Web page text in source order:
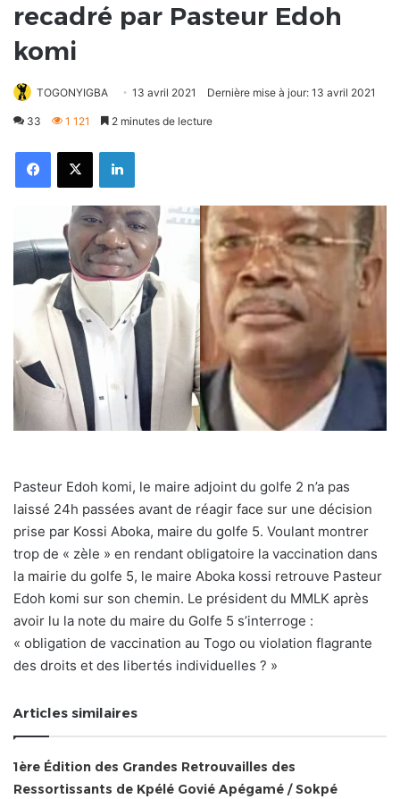
recadré par Pasteur Edoh
komi
TOGONYIGBA 13 avril 2021 Dernière mise à jour: 13 avril 2021
33 1 121 2 minutes de lecture
FacebookX Linkedin
Pasteur Edoh komi, le maire adjoint du golfe 2 n’a pas
laissé 24h passées avant de réagir face sur une décision
prise par Kossi Aboka, maire du golfe 5. Voulant montrer
trop de « zèle » en rendant obligatoire la vaccination dans
la mairie du golfe 5, le maire Aboka kossi retrouve Pasteur
Edoh komi sur son chemin. Le président du MMLK après
avoir lu la note du maire du Golfe 5 s’interroge :
« obligation de vaccination au Togo ou violation flagrante
des droits et des libertés individuelles ? »
Articles similaires
1ère Édition des Grandes Retrouvailles des
Ressortissants de Kpélé Govié Apégamé / Sokpé